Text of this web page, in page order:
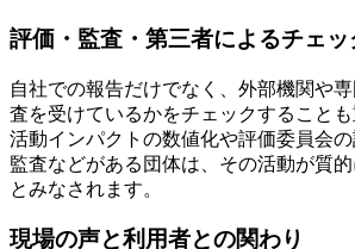
評価・監査・第三者によるチェッ
自社での報告だけでなく、外部機関や
査を受けているかをチェックすることも
活動インパクトの数値化や評価委員会
監査などがある団体は、その活動が質
とみなされます。
現場の声と利用者との関わり